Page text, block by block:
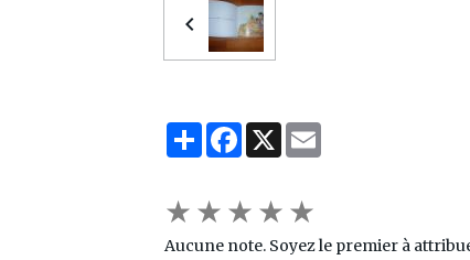
PartagerFacebook
X
★★★★★
Aucune note. Soyez le premier à